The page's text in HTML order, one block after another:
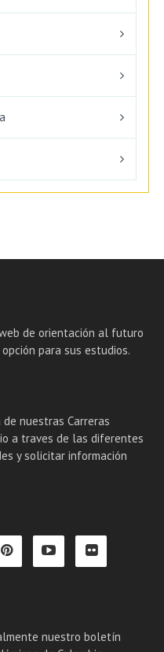
de orientación al futuro
para sus estudios.
nuestras Carreras
a traves de las diferentes
y solicitar información
nuestro boletín